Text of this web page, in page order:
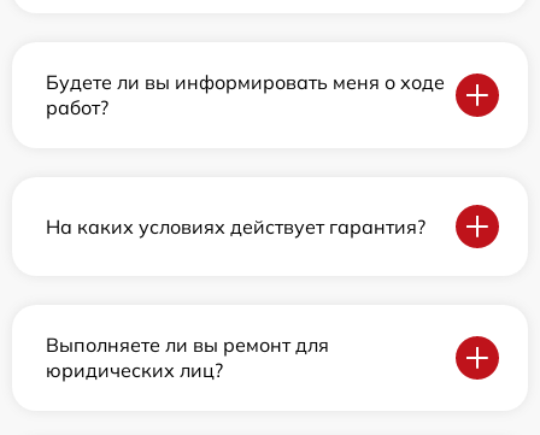
Будете ли вы информировать меня о ходе
работ?
На каких условиях действует гарантия?
Выполняете ли вы ремонт для
юридических лиц?